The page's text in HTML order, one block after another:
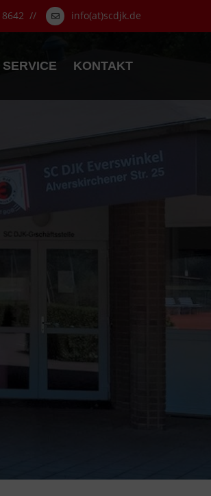
8642 // info(at)scdjk.de
SERVICE KONTAKT